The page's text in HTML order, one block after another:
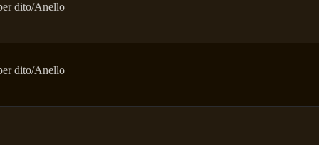
dito/Anello
dito/Anello